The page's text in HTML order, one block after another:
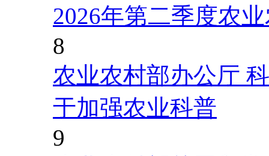
2026年第二季度农
8
农业农村部办公厅
于加强农业科普
9